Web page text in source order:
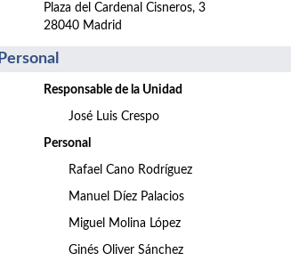
Plaza del Cardenal Cisneros, 3
28040 Madrid
Personal
Responsable de la Unidad
José Luis Crespo
Personal
Rafael Cano Rodríguez
Manuel Díez Palacios
Miguel Molina López
Ginés Oliver Sánchez